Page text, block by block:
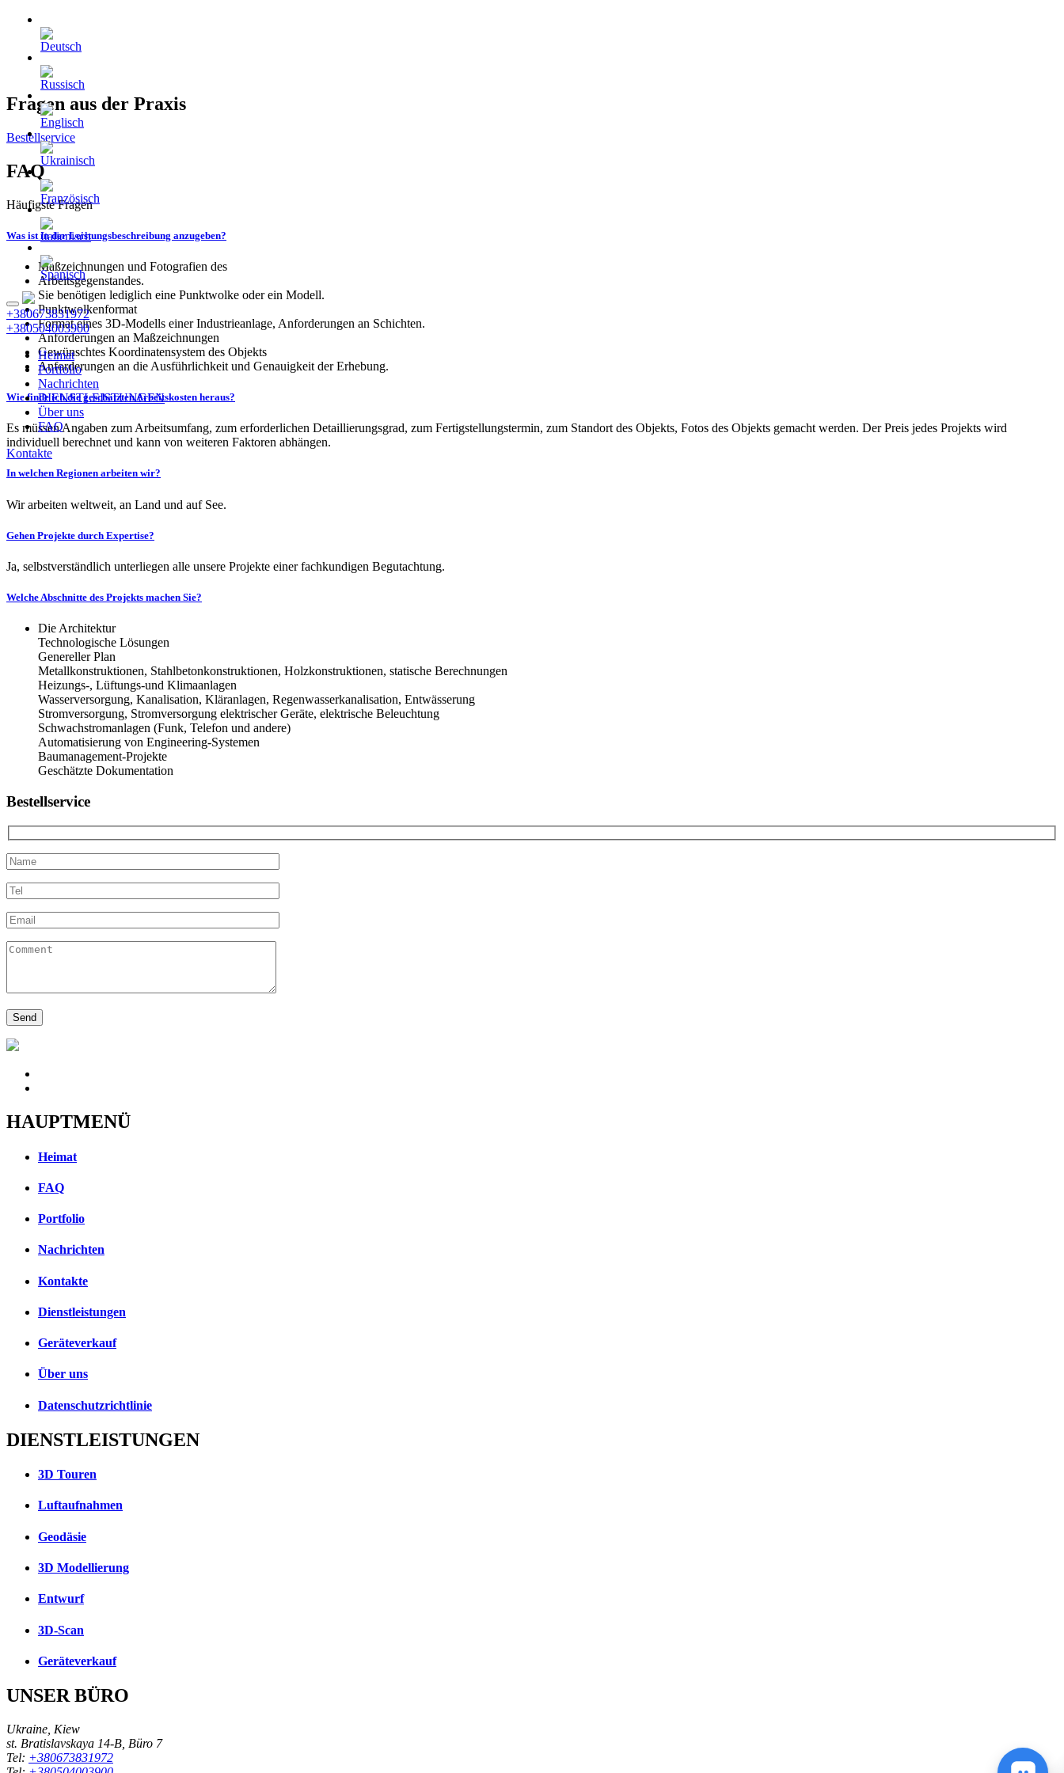
+380673831972
+380504003900
Heimat
Portfolio
Nachrichten
DIENSTLEISTUNGEN
Über uns
FAQ
Kontakte
Fragen aus der Praxis
Bestellservice
FAQ
Häufigste Fragen
Was ist in der Leistungsbeschreibung anzugeben?
Maßzeichnungen und Fotografien des
Arbeitsgegenstandes.
Sie benötigen lediglich eine Punktwolke oder ein Modell.
Punktwolkenformat
Format eines 3D-Modells einer Industrieanlage, Anforderungen an Schichten.
Anforderungen an Maßzeichnungen
Gewünschtes Koordinatensystem des Objekts
Anforderungen an die Ausführlichkeit und Genauigkeit der Erhebung.
Wie finde ich die geschätzten Arbeitskosten heraus?
Es müssen Angaben zum Arbeitsumfang, zum erforderlichen Detaillierungsgrad, zum Fertigstellungstermin, zum Standort des Objekts, Fotos des Objekts gemacht werden. Der Preis jedes Projekts wird
individuell berechnet und kann von weiteren Faktoren abhängen.
In welchen Regionen arbeiten wir?
Wir arbeiten weltweit, an Land und auf See.
Gehen Projekte durch Expertise?
Ja, selbstverständlich unterliegen alle unsere Projekte einer fachkundigen Begutachtung.
Welche Abschnitte des Projekts machen Sie?
Die Architektur
Technologische Lösungen
Genereller Plan
Metallkonstruktionen, Stahlbetonkonstruktionen, Holzkonstruktionen, statische Berechnungen
Heizungs-, Lüftungs-und Klimaanlagen
Wasserversorgung, Kanalisation, Kläranlagen, Regenwasserkanalisation, Entwässerung
Stromversorgung, Stromversorgung elektrischer Geräte, elektrische Beleuchtung
Schwachstromanlagen (Funk, Telefon und andere)
Automatisierung von Engineering-Systemen
Baumanagement-Projekte
Geschätzte Dokumentation
Bestellservice
HAUPTMENÜ
Heimat
FAQ
Portfolio
Nachrichten
Kontakte
Dienstleistungen
Geräteverkauf
Über uns
Datenschutzrichtlinie
DIENSTLEISTUNGEN
3D Touren
Luftaufnahmen
Geodäsie
3D Modellierung
Entwurf
3D-Scan
Geräteverkauf
UNSER BÜRO
Ukraine, Kiew
st. Bratislavskaya 14-B, Büro 7
Tel: +380673831972